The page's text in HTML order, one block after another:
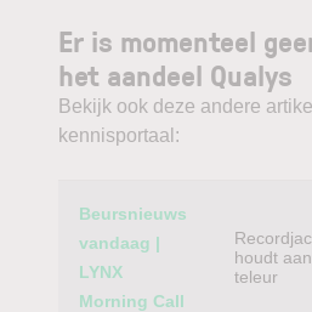
Er is momenteel
het aandeel Qualys
Bekijk ook deze andere
kennisportaal:
Category
Beursnieuws
vandaag |
LYNX
Morning Call
houdt
teleur